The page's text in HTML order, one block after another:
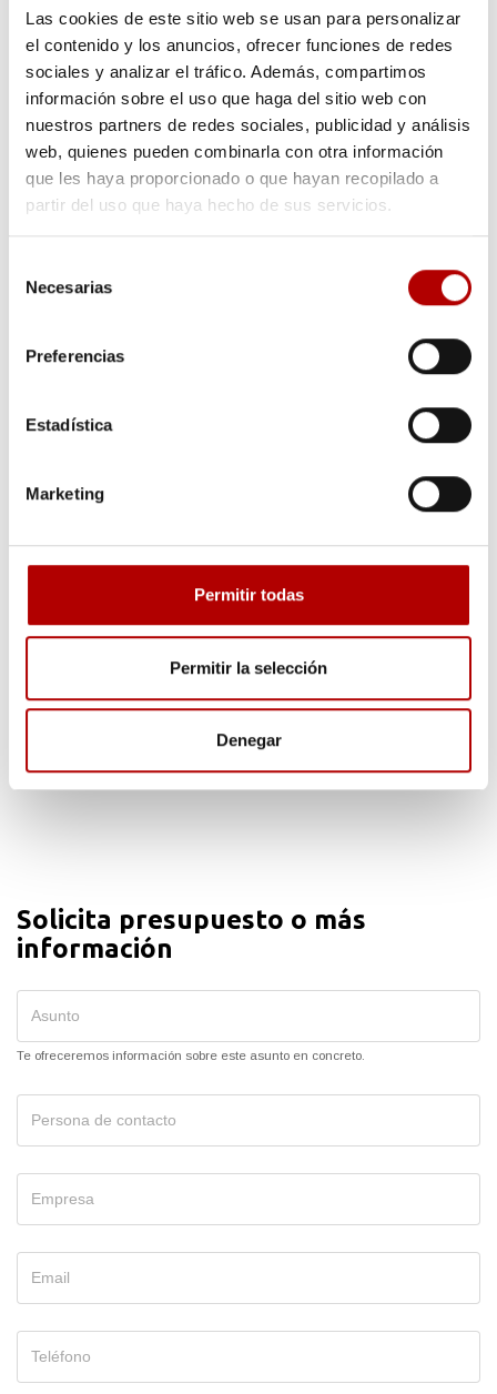
Las cookies de este sitio web se usan para personalizar
el contenido y los anuncios, ofrecer funciones de redes
sociales y analizar el tráfico. Además, compartimos
información sobre el uso que haga del sitio web con
nuestros partners de redes sociales, publicidad y análisis
web, quienes pueden combinarla con otra información
que les haya proporcionado o que hayan recopilado a
partir del uso que haya hecho de sus servicios.
Necesarias
Preferencias
Estadística
Marketing
Permitir todas
Permitir la selección
Denegar
Lo último en nuestro blog
Bandejas termoconformadas para logística: Cómo
optimizar líneas automatizadas y evitar paradas 29 julio,
2026
Packaging vitivinícola y gourmet 11 junio, 2026
Alvéolos de plástico en hostelería y restauración
¿Qué es el EVOH?
Novedades, materiales, productos y noticias de todo lo que
Solicita presupuesto o más
información
Te ofreceremos información sobre este asunto en concreto.